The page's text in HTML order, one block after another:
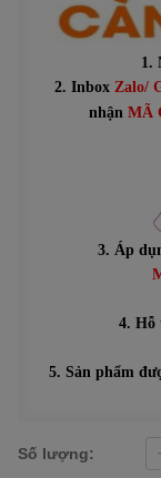
1.
2. Inbox Zalo/
nhận MÃ
3. Áp
4. Hỗ
5. Sản phẩm
Số lượng: